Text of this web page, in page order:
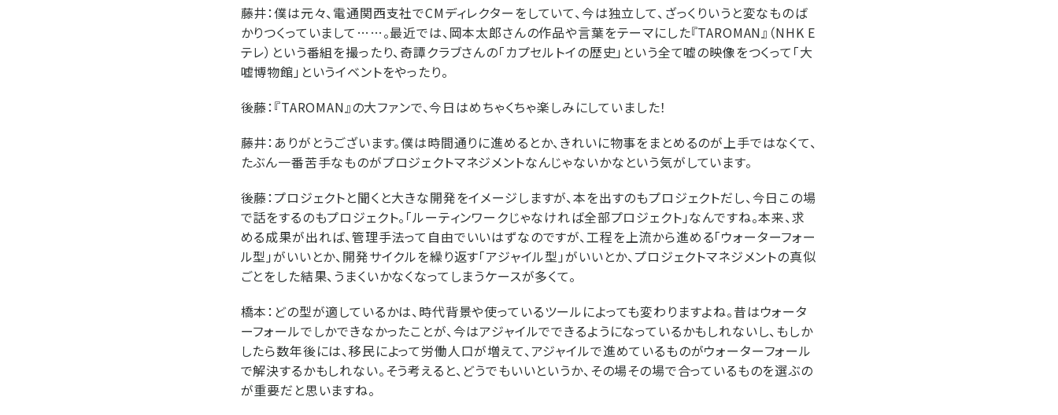
藤井：僕は元々、電通関西支社でCMディレクターをしていて、今は独立して、ざっくりいうと変なものば
かりつくっていまして……。最近では、岡本太郎さんの作品や言葉をテーマにした『TAROMAN』（NHK E
テレ）という番組を撮ったり、奇譚クラブさんの「カプセルトイの歴史」という全て嘘の映像をつくって「大
嘘博物館」というイベントをやったり。
後藤：『TAROMAN』の大ファンで、今日はめちゃくちゃ楽しみにしていました！
藤井： ありがとうございます。僕は時間通りに進めるとか、きれいに物事をまとめるのが上手ではなくて、
たぶん一番苦手なものがプロジェクトマネジメントなんじゃないかなという気がしています。
後藤：プロジェクトと聞くと大きな開発をイメージしますが、本を出すのもプロジェクトだし、今日この場
で話をするのもプロジェクト。「ルーティンワークじゃなければ全部プロジェクト」なんですね。本来、求
める成果が出れば、管理手法って自由でいいはずなのですが、工程を上流から進める「ウォーターフォー
ル型」がいいとか、開発サイクルを繰り返す「アジャイル型」がいいとか、プロジェクトマネジメントの真似
ごとをした結果、うまくいかなくなってしまうケースが多くて。
橋本： どの型が適しているかは、時代背景や使っているツールによっても変わりますよね。昔はウォータ
ーフォールでしかできなかったことが、今はアジャイルでできるようになっているかもしれないし、もしか
したら数年後には、移民によって労働人口が増えて、アジャイルで進めているものがウォーターフォール
で解決するかもしれない。そう考えると、どうでもいいというか、その場その場で合っているものを選ぶの
が重要だと思いますね。